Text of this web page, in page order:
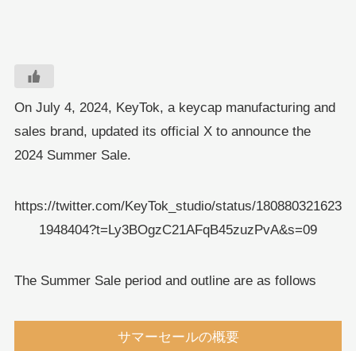
On July 4, 2024, KeyTok, a keycap manufacturing and
sales brand, updated its official X to announce the
2024 Summer Sale.
https://twitter.com/KeyTok_studio/status/180880321623
1948404?t=Ly3BOgzC21AFqB45zuzPvA&s=09
The Summer Sale period and outline are as follows
サマーセールの概要